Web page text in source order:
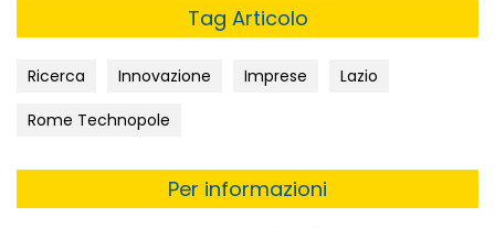
Tag Articolo
Ricerca Innovazione Imprese
Lazio
Rome Technopole
Per informazioni